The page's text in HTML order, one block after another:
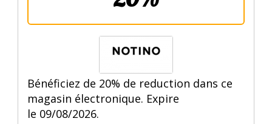
Bénéficiez de 20% de reduction dans ce
magasin électronique. Expire
le 09/08/2026.